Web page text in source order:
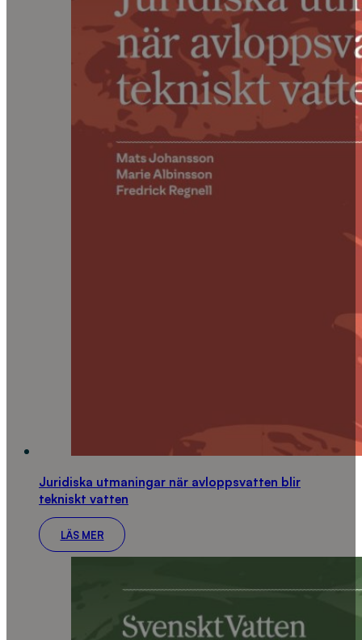
Juridiska utmaningar när avloppsvatten blir
tekniskt vatten
LÄS MER